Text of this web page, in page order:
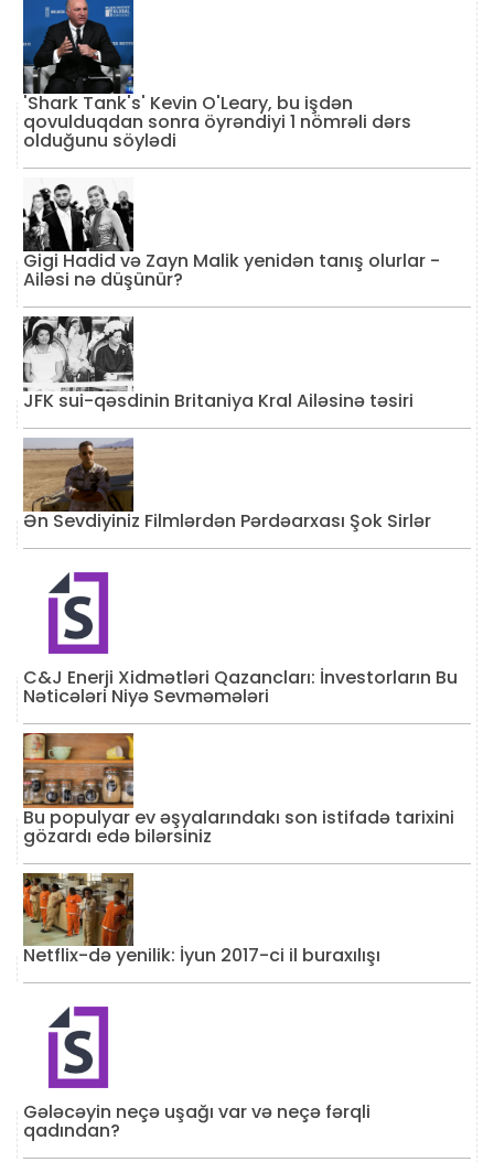
'Shark Tank's' Kevin O'Leary, bu işdən
qovulduqdan sonra öyrəndiyi 1 nömrəli dərs
olduğunu söylədi
Gigi Hadid və Zayn Malik yenidən tanış olurlar -
Ailəsi nə düşünür?
JFK sui-qəsdinin Britaniya Kral Ailəsinə təsiri
Ən Sevdiyiniz Filmlərdən Pərdəarxası Şok Sirlər
C&J Enerji Xidmətləri Qazancları: İnvestorların Bu
Nəticələri Niyə Sevməmələri
Bu populyar ev əşyalarındakı son istifadə tarixini
gözardı edə bilərsiniz
Netflix-də yenilik: İyun 2017-ci il buraxılışı
Gələcəyin neçə uşağı var və neçə fərqli
qadından?